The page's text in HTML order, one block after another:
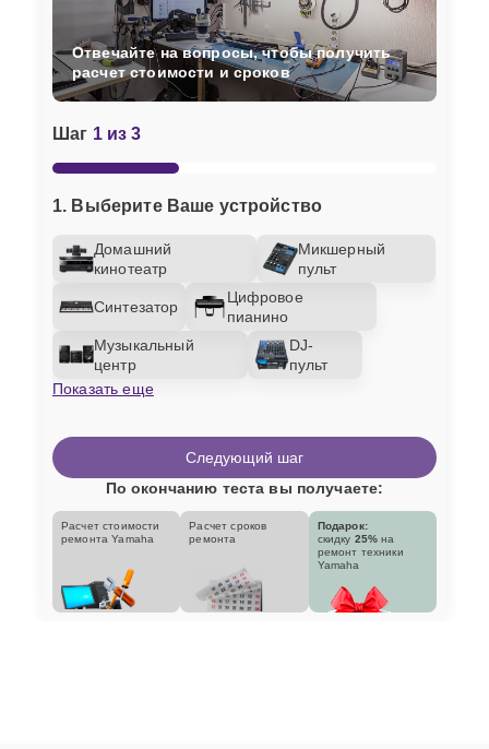
Шаг 1 из 3
1. Выберите Ваше устройство
Домашний
кинотеатр
Микшерный
пульт
Синтезатор
Цифровое
пианино
Музыкальный
центр
DJ-
пульт
Показать еще
Отвечайте на вопросы, чтобы получить
расчет стоимости и сроков
Следующий шаг
По окончанию теста вы получаете:
Расчет стоимости
ремонта Yamaha
Расчет сроков
ремонта
Подарок:
скидку 25% на
ремонт техники
Yamaha